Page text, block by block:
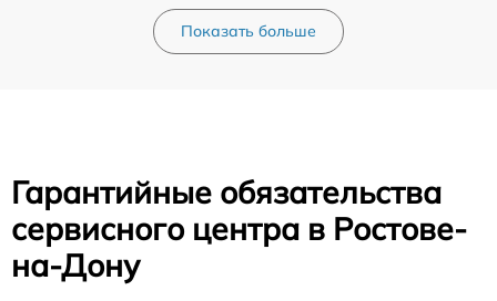
Показать больше
Гарантийные обязательства
сервисного центра в Ростове-
на-Дону